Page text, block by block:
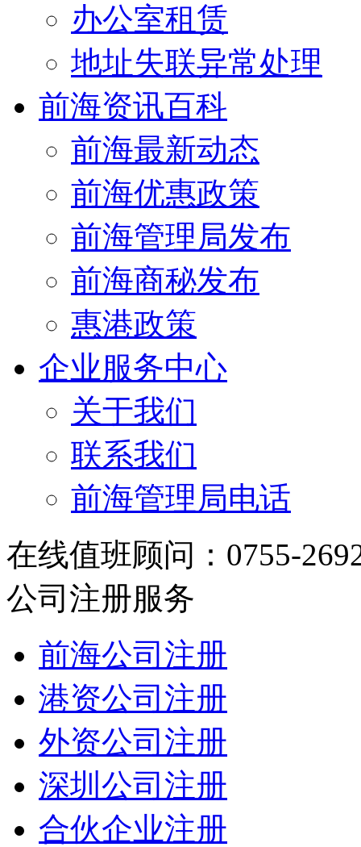
办公室租赁
地址失联异常处理
前海资讯百科
前海最新动态
前海优惠政策
前海管理局发布
前海商秘发布
惠港政策
企业服务中心
关于我们
联系我们
前海管理局电话
在线值班顾问：0755-
公司注册服务
前海公司注册
港资公司注册
外资公司注册
深圳公司注册
合伙企业注册